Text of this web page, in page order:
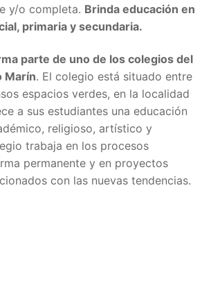
y/o completa. Brinda educación en
primaria y secundaria.
parte de uno de los colegios del
Marín. El colegio está situado entre
espacios verdes, en la localidad
a sus estudiantes una educación
religioso, artístico y
trabaja en los procesos
permanente y en proyectos
con las nuevas tendencias.